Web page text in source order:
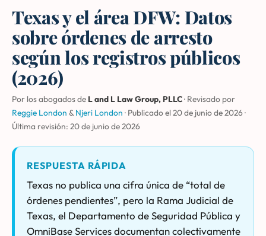
Texas y el área DFW: Datos
sobre órdenes de arresto
según los registros públicos
(2026)
Por los abogados de L and L Law Group, PLLC· Revisado por
Reggie London &Njeri London · Publicado el 20 de junio de 2026·
Última revisión: 20 de junio de 2026
RESPUESTA RÁPIDA
Texas no publica una cifra única de “total de
órdenes pendientes”, pero la Rama Judicial de
Texas, el Departamento de Seguridad Pública y
OmniBase Services documentan colectivamente